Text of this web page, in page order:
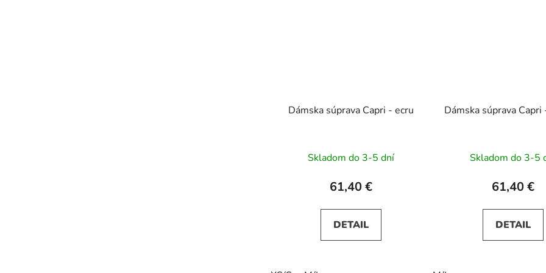
Dámska súprava Capri - ecru
Skladom do 3-5 dní
61,40 €
DETAIL
Dámska súprava Capri
Skladom do 3-5
61,40 €
DETAIL